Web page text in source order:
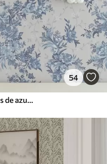
54
Flores e folhas delicadas em tons de azul e azul sobre um fundo claro